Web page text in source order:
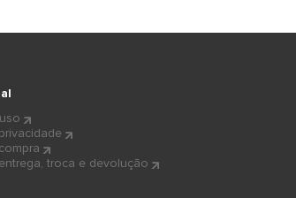
troca e devolução